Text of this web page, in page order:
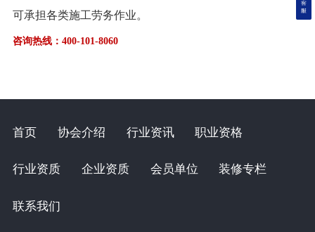
可承担各类施工劳务作业。
咨询热线：400-101-8060
首页 协会介绍 行业资讯 职业资格
行业资质 企业资质 会员单位 装修专栏
联系我们